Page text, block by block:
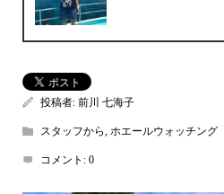
投稿者: 前川 七海子
スタッフから, ホエールウォッチング
コメント: 0